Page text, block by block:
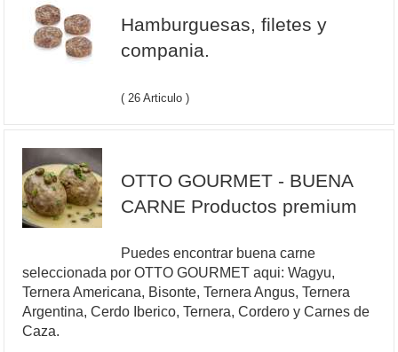
Hamburguesas, filetes y
compania.
( 26 Articulo )
OTTO GOURMET - BUENA
CARNE Productos premium
Puedes encontrar buena carne
seleccionada por OTTO GOURMET aqui: Wagyu,
Ternera Americana, Bisonte, Ternera Angus, Ternera
Argentina, Cerdo Iberico, Ternera, Cordero y Carnes de
Caza.